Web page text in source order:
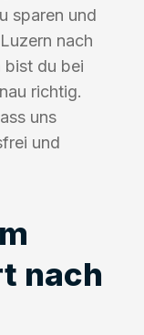
sparen und
nach
bist du bei
richtig.
uns
und
nach